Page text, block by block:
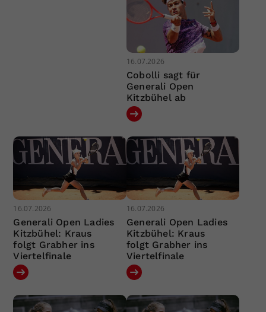
16.07.2026
Cobolli sagt für
Generali Open
Kitzbühel ab
16.07.2026
Generali Open Ladies
Kitzbühel: Kraus
folgt Grabher ins
Viertelfinale
16.07.2026
Generali Open Ladies
Kitzbühel: Kraus
folgt Grabher ins
Viertelfinale